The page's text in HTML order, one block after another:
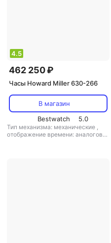
4.5
462 250 ₽
Часы Howard Miller 630-266
В магазин
Bestwatch
5.0
Тип механизма: механические ,
отображение времени: аналоговое